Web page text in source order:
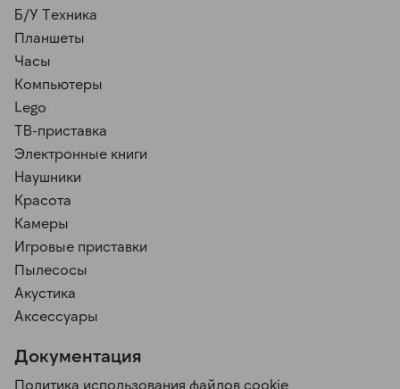
Б/У Техника
Планшеты
Часы
Компьютеры
Lego
ТВ-приставка
Электронные книги
Наушники
Красота
Камеры
Игровые приставки
Пылесосы
Акустика
Аксессуары
Документация
Политика использования файлов cookie